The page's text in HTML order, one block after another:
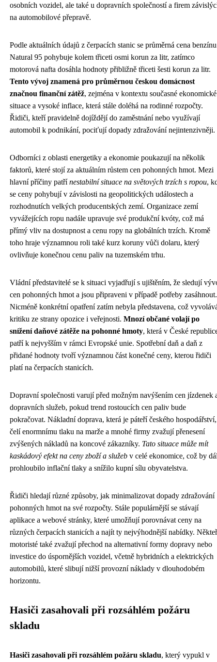
osobních vozidel, ale také u dopravních společností a firem
na automobilové přepravě.
Podle aktuálních údajů z čerpacích stanic se průměrná cena benzínu
Natural 95 pohybuje kolem třiceti osmi korun za litr, zatímco
motorová nafta dosáhla hodnoty přibližně třiceti šesti korun za litr.
Tento vývoj znamená pro průměrnou českou domácnost
značnou finanční zátěž, zejména v kontextu současné ekonomické
situace a vysoké inflace, která stále doléhá na rodinné rozpočty.
Řidiči, kteří pravidelně dojíždějí do zaměstnání nebo využívají
automobil k podnikání, pociťují dopady zdražování nejintenzivněji.
Odborníci z oblasti energetiky a ekonomie poukazují na několik
faktorů, které stojí za aktuálním růstem cen pohonných hmot. Mezi
hlavní příčiny patřínestabilní situace na světových trzích s ropou,
se ceny pohybují v závislosti na geopolitických událostech a
rozhodnutích velkých producentských zemí. Organizace zemí
vyvážejících ropu nadále upravuje své produkční kvóty, což má
přímý vliv na dostupnost a cenu ropy na globálních trzích. Kromě
toho hraje významnou roli také kurz koruny vůči dolaru, který
ovlivňuje konečnou cenu paliv na tuzemském trhu.
Vládní představitelé se k situaci vyjadřují s ujištěním, že sledují
cen pohonných hmot a jsou připraveni v případě potřeby zasáhnout.
Nicméně konkrétní opatření zatím nebyla představena, což
kritiku ze strany opozice i veřejnosti. Mnozí občané volají po
snížení daňové zátěže na pohonné hmoty, která v České
patří k nejvyšším v rámci Evropské unie. Spotřební daň a daň z
přidané hodnoty tvoří významnou část konečné ceny, kterou řidiči
platí na čerpacích stanicích.
Dopravní společnosti varují před možným navýšením cen jízdenek
dopravních služeb, pokud trend rostoucích cen paliv bude
pokračovat. Nákladní doprava, která je páteří českého hospodářství,
čelí enormnímu tlaku na marže a mnohé firmy zvažují přenesení
zvýšených nákladů na koncové zákazníky. Tato situace může mít
kaskádový efekt na ceny zboží a služeb v celé ekonomice, což by
prohloubilo inflační tlaky a snížilo kupní sílu obyvatelstva.
Řidiči hledají různé způsoby, jak minimalizovat dopady zdražování
pohonných hmot na své rozpočty. Stále populárnější se stávají
aplikace a webové stránky, které umožňují porovnávat ceny na
různých čerpacích stanicích a najít ty nejvýhodnější nabídky.
motoristé také zvažují přechod na alternativní formy dopravy nebo
investice do úspornějších vozidel, včetně hybridních a elektrických
automobilů, které slibují nižší provozní náklady v dlouhodobém
horizontu.
Hasiči zasahovali při rozsáhlém požáru
skladu
Hasiči zasahovali při rozsáhlém požáru skladu, který vypukl v